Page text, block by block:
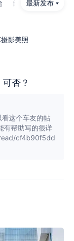
维修店 车主吐
最新发布
影美照
否？
这个车友的帖
有帮助写的很详
cf4b90f5dd